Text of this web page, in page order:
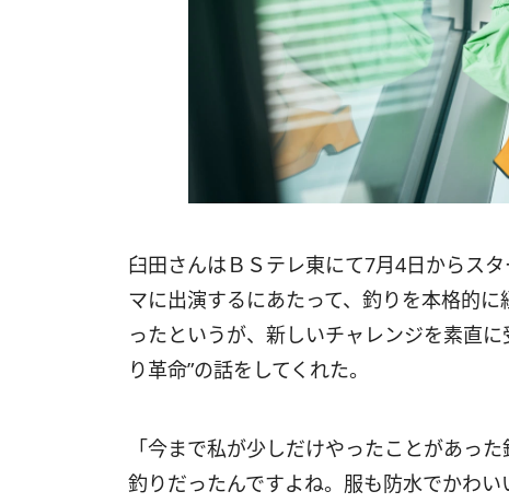
臼田さんはＢＳテレ東にて7月4日からス
マに出演するにあたって、釣りを本格的
ったというが、新しいチャレンジを素直
り革命”の話をしてくれた。
「今まで私が少しだけやったことがあっ
釣りだったんですよね。服も防水でかわ